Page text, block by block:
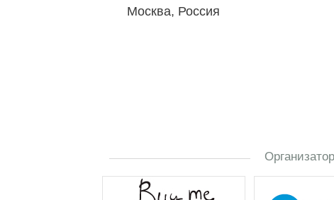
Москва, Россия